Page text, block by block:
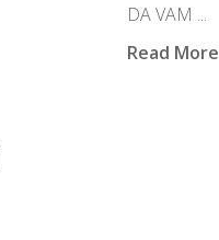
DA VAM ...
Read More